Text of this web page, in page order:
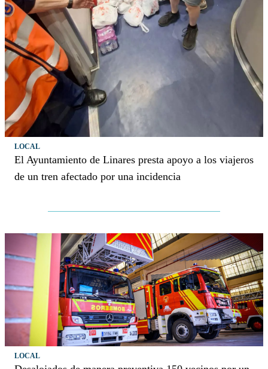
LOCAL
El Ayuntamiento de Linares presta apoyo a los viajeros
de un tren afectado por una incidencia
LOCAL